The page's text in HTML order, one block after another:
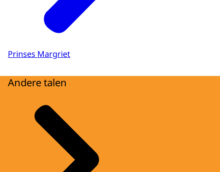
Prinses Margriet
Andere talen